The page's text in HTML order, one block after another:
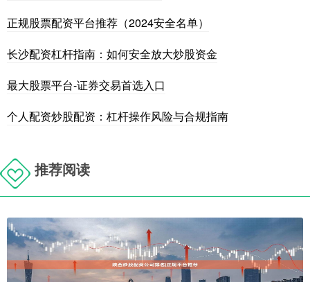
正规股票配资平台推荐（2024安全名单）
长沙配资杠杆指南：如何安全放大炒股资金
最大股票平台-证券交易首选入口
个人配资炒股配资：杠杆操作风险与合规指南
推荐阅读